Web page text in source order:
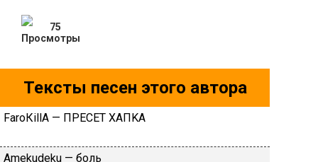
75
Тексты песен этого автора
FаrоКillА — ПPECET XAПKA
Аmеkudеku — бoль